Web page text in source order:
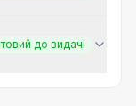
до видачі